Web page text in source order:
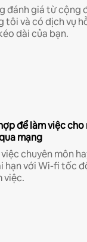
đánh giá từ cộng
tôi và có dịch vụ
dài của bạn.
để làm việc
mạng
chuyên môn
hạn với Wi-fi tốc
việc.